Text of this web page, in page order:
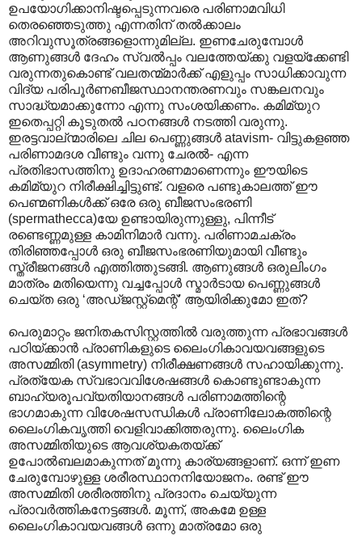
ഉപയോഗിക്കാനിഷ്ടപ്പെടുന്നവരെ പരിണാമവിധി
തെരഞ്ഞെടുത്തു എന്നതിന് തല്‍ക്കാലം
അറിവുസൂത്രങ്ങളൊന്നുമില്ല. ഇണചേരുമ്പോള്‍
ആണുങ്ങള്‍‍ ദേഹം സ്വല്‍പ്പം വലത്തേയ്ക്കു വളയ്ക്കേണ്ടി
വരുന്നതുകൊണ്ട് വലതന്മ്മാര്‍ക്ക് എളുപ്പം സാധിക്കാവുന്ന
വിദ്യ പരിപൂര്‍ണബീജസ്ഥാനന്തരണവും സങ്കലനവും
സാദ്ധ്യമാക്കുന്നോ എന്നു സംശയിക്കണം. കമിമ്യുറ
ഇതെപ്പറ്റി കൂടുതല്‍ പഠനങ്ങള്‍ നടത്തി വരുന്നു.
ഇരട്ടവാല്ന്മാരിലെ ചില പെണ്ണുങ്ങള്‍ atavism- വിട്ടുകളഞ്ഞ
പരിണാമദശ വീണ്ടും വന്നു ചേരല്‍- എന്ന
പ്രതിഭാസത്തിനു ഉദാഹരണമാണെന്നും ഈയിടെ
കമിമ്യുറ നിരീക്ഷിച്ചിട്ടുണ്ട്. വളരെ പണ്ടുകാലത്ത് ഈ
പെണ്മണികള്‍ക്ക് ഒരേ ഒരു ബീജസംഭരണി
(spermathecca)യേ ഉണ്ടായിരുന്നുള്ളു, പിന്നീട്
രണ്ടെണ്ണമുള്ള കാമിനിമാര്‍ വന്നു. പരി‍ണാമചക്രം
തിരിഞ്ഞപ്പോള്‍ ഒരു ബീജസംഭരണിയുമായി വീണ്ടും
സ്ത്രീജനങ്ങള്‍ എത്തിത്തുടങ്ങി. ആണുങ്ങള്‍ ഒരുലിംഗം
മാത്രം മതിയെന്നു വച്ചപ്പോള്‍ സ്മാര്‍ടായ പെണ്ണുങ്ങള്‍
ചെയ്ത ഒരു ‘അഡ്ജസ്റ്റ്മെന്റ്’ ആയിരിക്കുമോ ഇത്?
പെരുമാറ്റം ജനിതകസിസ്റ്റത്തില്‍ വരുത്തുന്ന പ്രഭാവങ്ങള്‍‍
പഠിയ്ക്കാന്‍ പ്രാണികളുടെ ലൈംഗികാവയവങ്ങളുടെ
അസമ്മിതി (asymmetry) നിരീക്ഷണങ്ങള്‍ സഹായിക്കുന്നു.
പ്രത്യേക സ്വഭാവവിശേഷങ്ങള്‍ കൊണ്ടുണ്ടാകുന്ന
ബാഹ്യരൂപവ്യതിയാനങ്ങള്‍ പരിണാമത്തിന്റെ
ഭാഗമാകുന്ന വിശേഷസന്ധികള്‍ പ്രാണിലോകത്തിന്റെ
ലൈംഗികവൃത്തി വെളിവാക്കിത്തരുന്നു. ലൈംഗിക
അസമ്മിതിയുടെ ആവശ്യകതയ്ക്ക്
ഉപോല്‍ബലമാകുന്നത് മൂന്നു കാര്യങ്ങളാണ്. ഒന്ന് ഇണ
ചേരുമ്പോഴുള്ള ശരീരസ്ഥാനനിയോജനം. രണ്ട് ഈ
അസമ്മിതി ശരീരത്തിനു പ്രദാനം ചെയ്യുന്ന
പ്രാവര്‍ത്തികനേട്ടങ്ങള്‍. മൂന്ന്, അകമേ ഉള്ള
ലൈംഗികാവയവങ്ങള്‍ ഒന്നു മാത്രമോ ഒരു